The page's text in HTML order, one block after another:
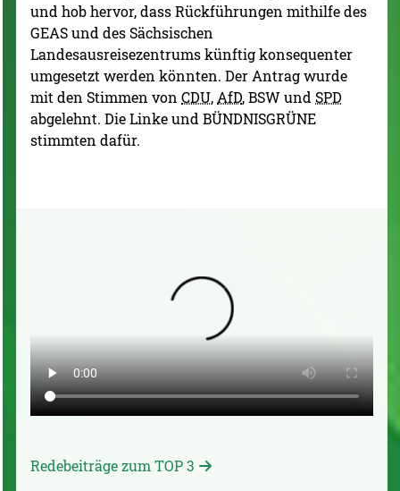
und hob hervor, dass Rückführungen mithilfe des
GEAS und des Sächsischen
Landesausreisezentrums künftig konsequenter
umgesetzt werden könnten. Der Antrag wurde
mit den Stimmen von CDU, AfD, BSW und SPD
abgelehnt. Die Linke und BÜNDNISGRÜNE
stimmten dafür.
Redebeiträge zum TOP 3